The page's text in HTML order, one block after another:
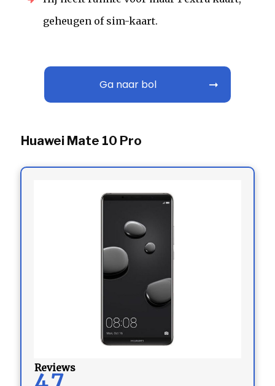
geheugen of sim-kaart.
Ga naar bol
Huawei Mate 10 Pro
Reviews